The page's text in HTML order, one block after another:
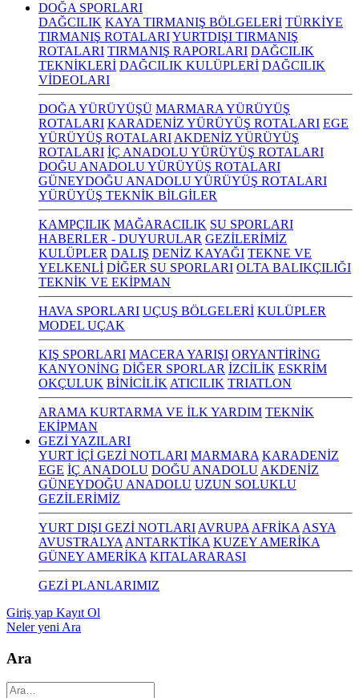
DOĞA SPORLARI
DAĞCILIK KAYA TIRMANIŞ BÖLGELERİ TÜRKİYE
TIRMANIŞ ROTALARIYURTDIŞI TIRMANIŞ
ROTALARI TIRMANIŞ RAPORLARI DAĞCILIK
TEKNİKLERİ DAĞCILIK KULÜPLERİ DAĞCILIK
VİDEOLARI
DOĞA YÜRÜYÜŞÜ MARMARA YÜRÜYÜŞ
ROTALARI KARADENİZ YÜRÜYÜŞ ROTALARI EGE
YÜRÜYÜŞ ROTALARI AKDENİZ YÜRÜYÜŞ
ROTALARI İÇ ANADOLU YÜRÜYÜŞ ROTALARI
DOĞU ANADOLU YÜRÜYÜŞ ROTALARI
GÜNEYDOĞU ANADOLU YÜRÜYÜŞ ROTALARI
YÜRÜYÜŞ TEKNİK BİLGİLER
KAMPÇILIK MAĞARACILIK SU SPORLARI
HABERLER - DUYURULAR GEZİLERİMİZ
KULÜPLER DALIŞ DENİZ KAYAĞI TEKNE VE
YELKENLİ DİĞER SU SPORLARI OLTA BALIKÇILIĞI
TEKNİK VE EKİPMAN
HAVA SPORLARI UÇUŞ BÖLGELERİ KULÜPLER
MODEL UÇAK
KIŞ SPORLARI MACERA YARIŞI ORYANTİRİNG
KANYONİNG DİĞER SPORLAR İZCİLİK ESKRİM
OKÇULUK BİNİCİLİK ATICILIK TRIATLON
ARAMA KURTARMA VE İLK YARDIM TEKNİK
EKİPMAN
GEZİ YAZILARI
YURT İÇİ GEZİ NOTLARI MARMARA KARADENİZ
EGE İÇ ANADOLU DOĞU ANADOLU AKDENİZ
GÜNEYDOĞU ANADOLU UZUN SOLUKLU
GEZİLERİMİZ
YURT DIŞI GEZİ NOTLARI AVRUPA AFRİKA ASYA
AVUSTRALYA ANTARKTİKA KUZEY AMERİKA
GÜNEY AMERİKA KITALARARASI
GEZİ PLANLARIMIZ
Giriş yap Kayıt Ol
Neler yeni Ara
Ara